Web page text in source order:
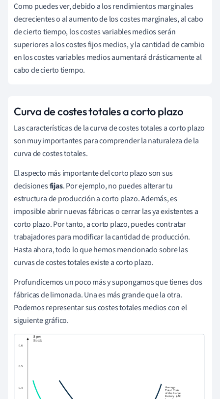
Como puedes ver, debido a los rendimientos marginales
decrecientes o al aumento de los costes marginales, al cabo
de cierto tiempo, los costes variables medios serán
superiores a los costes fijos medios, y la cantidad de cambio
en los costes variables medios aumentará drásticamente al
cabo de cierto tiempo.
Curva de costes totales a corto plazo
Las características de la curva de costes totales a corto plazo
son muy importantes para comprender la naturaleza de la
curva de costes totales.
El aspecto más importante del corto plazo son sus
decisionesfijas. Por ejemplo, no puedes alterar tu
estructura de producción a corto plazo. Además, es
imposible abrir nuevas fábricas o cerrar las ya existentes a
corto plazo. Por tanto, a corto plazo, puedes contratar
trabajadores para modificar la cantidad de producción.
Hasta ahora, todo lo que hemos mencionado sobre las
curvas de costes totales existe a corto plazo.
Profundicemos un poco más y supongamos que tienes dos
fábricas de limonada. Una es más grande que la otra.
Podemos representar sus costes totales medios con el
siguiente gráfico.